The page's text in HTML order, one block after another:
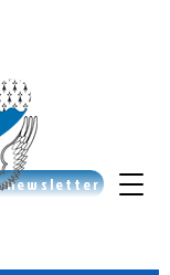
newsletter